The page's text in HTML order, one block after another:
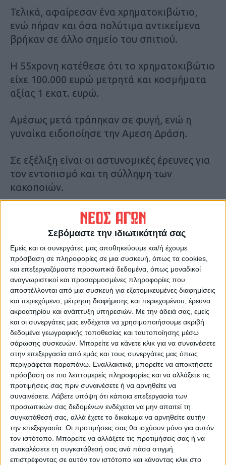
Σεβόμαστε την ιδιωτικότητά σας
Εμείς και οι συνεργάτες μας αποθηκεύουμε και/ή έχουμε
πρόσβαση σε πληροφορίες σε μια συσκευή, όπως τα cookies,
και επεξεργαζόμαστε προσωπικά δεδομένα, όπως μοναδικοί
αναγνωριστικοί και προσαρμοσμένες πληροφορίες που
αποστέλλονται από μια συσκευή για εξατομικευμένες διαφημίσεις
και περιεχόμενο, μέτρηση διαφήμισης και περιεχομένου, έρευνα
ακροατηρίου και ανάπτυξη υπηρεσιών. Με την άδειά σας, εμείς
και οι συνεργάτες μας ενδέχεται να χρησιμοποιήσουμε ακριβή
δεδομένα γεωγραφικής τοποθεσίας και ταυτοποίησης μέσω
σάρωσης συσκευών. Μπορείτε να κάνετε κλικ για να συναινέσετε
στην επεξεργασία από εμάς και τους συνεργάτες μας όπως
περιγράφεται παραπάνω. Εναλλακτικά, μπορείτε να αποκτήσετε
πρόσβαση σε πιο λεπτομερείς πληροφορίες και να αλλάξετε τις
προτιμήσεις σας πριν συναινέσετε ή να αρνηθείτε να
συναινέσετε. Λάβετε υπόψη ότι κάποια επεξεργασία των
προσωπικών σας δεδομένων ενδέχεται να μην απαιτεί τη
συγκατάθεσή σας, αλλά έχετε το δικαίωμα να αρνηθείτε αυτήν
την επεξεργασία. Οι προτιμήσεις σας θα ισχύουν μόνο για αυτόν
τον ιστότοπο. Μπορείτε να αλλάξετε τις προτιμήσεις σας ή να
ανακαλέσετε τη συγκατάθεσή σας ανά πάσα στιγμή
επιστρέφοντας σε αυτόν τον ιστότοπο και κάνοντας κλικ στο
Τελικά, αφαίρεσαν ένα χρηματοκιβώτιο,
ενώ πήραν και όσα πολύτιμα αντικείμενα
βρήκαν σε άλλο σημείο του σπιτιού.
Η 55χρονη κατέθεσε ότι το χρηματοκιβώτιο
είχε 100.000 ευρώ μετρητά και κοσμήματα
αξίας 1 εκατ. ευρώ.
Αμέσως μετά τράπηκαν σε φυγή, ενώ η
γυναίκα ειδοποίησε την Αμεση Δράση.
Σε εξέλιξη είναι οι αστυνομικές έρευνες για
τον εντοπισμό και τη σύλληψη των
κακοποιών.
Τελευταίες Ειδήσεις Σήμερα
Ακολούθησε την εφημερίδα ΝΕΟΣ
ΑΓΩΝ στο Google News!
Όλες οι εξελίξεις στην περιοχή της
Καρδίτσας και ευρύτερα της Θεσσαλίας
ΠΡΟΗΓΟΥΜΕΝΟ ΑΡΘΡΟ
Συμβουλές για μειωμένους
λογαριασμούς_Καλημέρα
Θεσσαλία
ΕΠΟΜΕΝΟ ΑΡΘΡΟ
Σε… τεντωμένο σχοινί το
ακτινολογικό τμήμα του
Νοσοκομείου Καρδίτσας